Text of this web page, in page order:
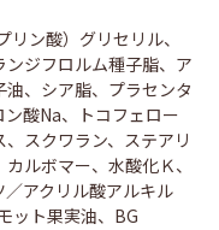
ン酸）グリセリル、
ジフロルム種子脂、ア
、シア脂、プラセンタ
酸Na、トコフェロー
スクワラン、ステアリ
ルボマー、水酸化Ｋ、
アクリル酸アルキル
ット果実油、BG